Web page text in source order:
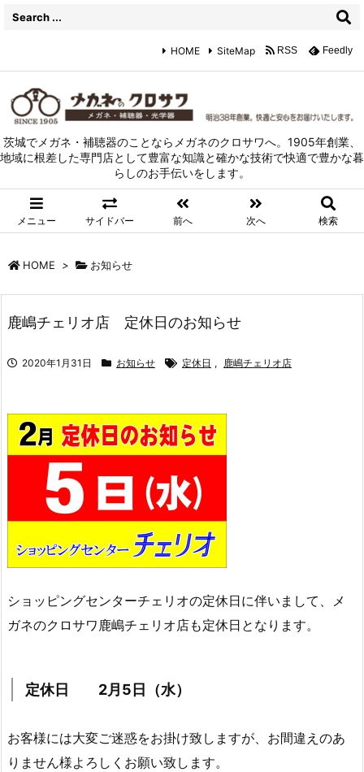
茨城でメガネ・補聴器のことならメガネのクロサワへ。1905年創業、
地域に根差した専門店として豊富な知識と確かな技術で快適で豊かな暮
らしのお手伝いをします。
メニュー サイドバー 前へ 次へ 検索
HOME SiteMap RSS Feedly
HOME > お知らせ
鹿嶋チェリオ店 定休日のお知らせ
2020年1月31日 お知らせ 定休日 , 鹿嶋チェリオ店
ショッピングセンターチェリオの定休日に伴いまして、メ
ガネのクロサワ鹿嶋チェリオ店も定休日となります。
定休日 2月5日（水）
お客様には大変ご迷惑をお掛け致しますが、お間違えのあ
りません様よろしくお願い致します。